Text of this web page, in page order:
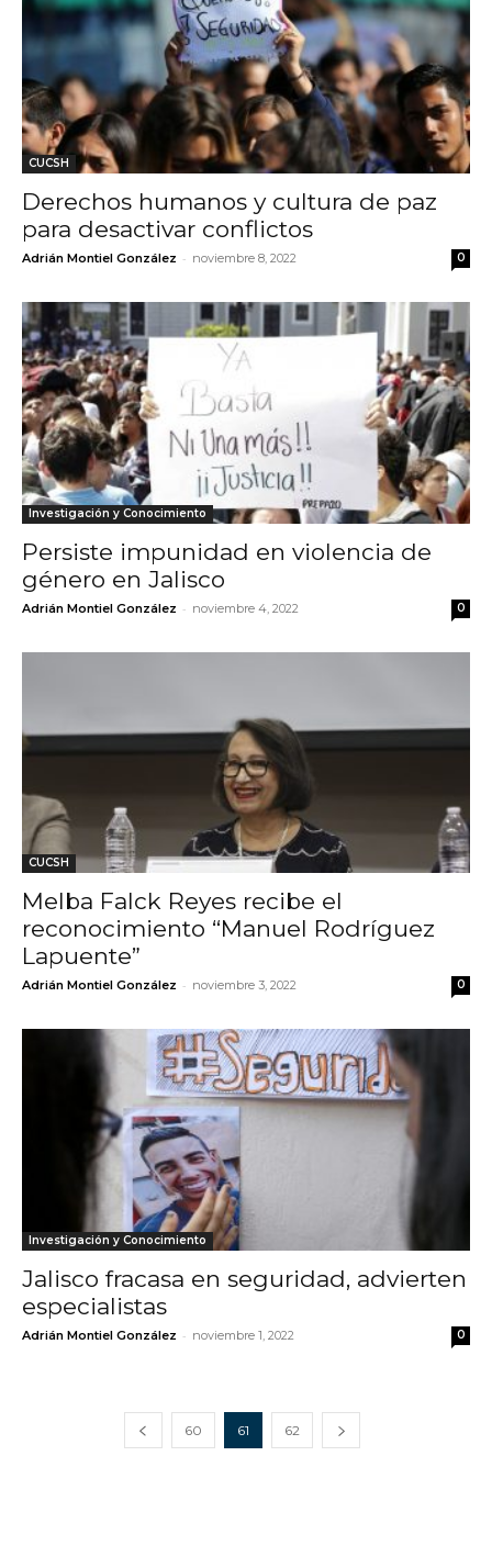
CUCSH
Derechos humanos y cultura de paz
para desactivar conflictos
Adrián Montiel González - noviembre 8, 2022 0
Investigación y Conocimiento
Persiste impunidad en violencia de
género en Jalisco
Adrián Montiel González - noviembre 4, 2022 0
CUCSH
Melba Falck Reyes recibe el
reconocimiento “Manuel Rodríguez
Lapuente”
Adrián Montiel González - noviembre 3, 2022 0
Investigación y Conocimiento
Jalisco fracasa en seguridad, advierten
especialistas
Adrián Montiel González - noviembre 1, 2022 0
60 61 62